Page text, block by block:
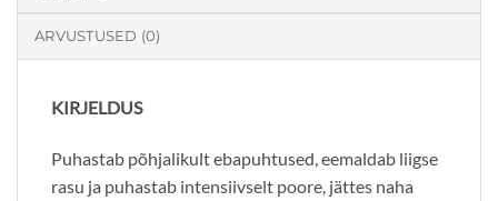
ARVUSTUSED (0)
KIRJELDUS
Puhastab põhjalikult ebapuhtused, eemaldab liigse
rasu ja puhastab intensiivselt poore, jättes naha